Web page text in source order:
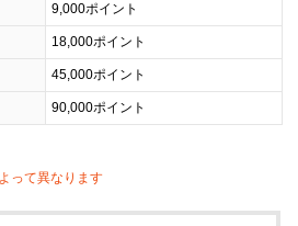
9,000ポイント
18,000ポイント
45,000ポイント
90,000ポイント
って異なります